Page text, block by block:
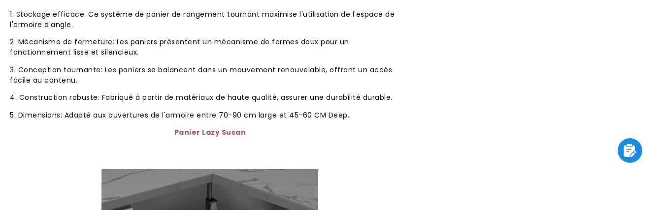
1. Stockage efficace: Ce système de panier de rangement tournant maximise l'utilisation de l'espace de
l'armoire d'angle.
2. Mécanisme de fermeture: Les paniers présentent un mécanisme de fermes doux pour un
fonctionnement lisse et silencieux.
3. Conception tournante: Les paniers se balancent dans un mouvement renouvelable, offrant un accès
facile au contenu.
4. Construction robuste: Fabriqué à partir de matériaux de haute qualité, assurer une durabilité durable.
5. Dimensions: Adapté aux ouvertures de l'armoire entre 70-90 cm large et 45-60 CM Deep.
Panier Lazy Susan